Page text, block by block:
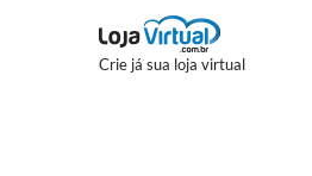
Crie já sua loja virtual